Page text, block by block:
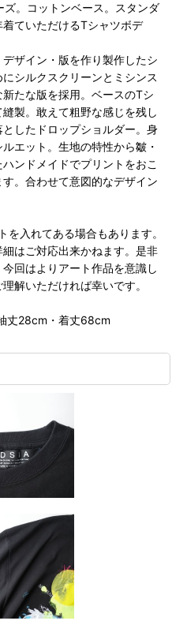
。コットンベース。スタンダ
ていただけるTシャツボデ
ザイン・版を作り製作したシ
シルクスクリーンとミシンス
たな版を採用。ベースのTシ
製。敢えて粗野な感じを残し
したドロップショルダー。身
エット。生地の特性から皺・
ンドメイドでプリントをおこ
。合わせて意図的なデザイン
入れてある場合もあります。
はご対応出来かねます。是非
回はよりアート作品を意識し
解いただければ幸いです。
丈28cm・着丈68cm